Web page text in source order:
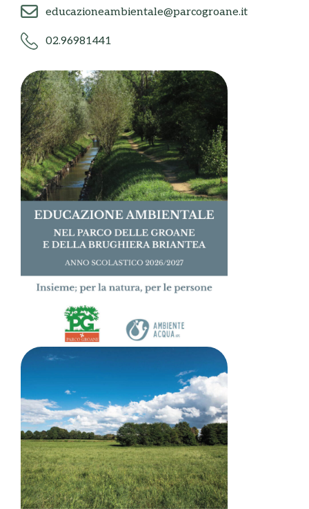
educazioneambientale@parcogroane.it
02.96981441